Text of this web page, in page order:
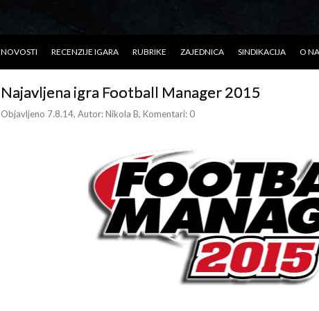
NOVOSTI RECENZIJE IGARA RUBRIKE ZAJEDNICA SINDIKACIJA O
Najavljena igra Football Manager 2015
Objavljeno 7.8.14, Autor:Nikola B, Komentari: 0